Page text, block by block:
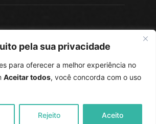
pela sua privacidade
para oferecer a melhor experiência no
Aceitar todos, você concorda com o uso
Rejeito Aceito
muito poriMercatu
Somos, Propósito e Compromisso Editorial